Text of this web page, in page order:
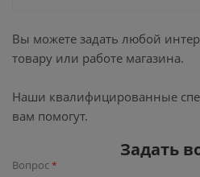
Вы можете задать любой
товару или работе магазина.
Наши квалифицированные
вам помогут.
Задать
Вопрос*